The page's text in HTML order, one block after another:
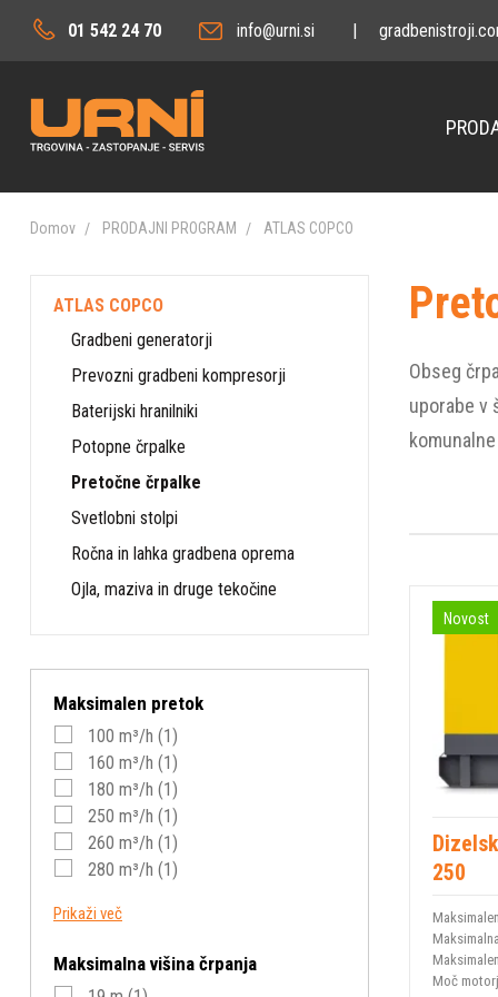
01 542 24 70 info@urni.si |
Domov PRODAJNI PROGRAM ATLAS COPCO
ATLAS COPCO
Gradbeni generatorji
Prevozni gradbeni kompresorji
Baterijski hranilniki
Potopne črpalke
Pretočne črpalke
Svetlobni stolpi
Ročna in lahka gradbena oprema
Ojla, maziva in druge tekočine
Maksimalen pretok
100 m³/h (1)
160 m³/h (1)
180 m³/h (1)
250 m³/h (1)
260 m³/h (1)
280 m³/h (1)
500 m³/h
540 m³/h(1)
Prikaži več
Maksimalna višina črpanja
Obseg
uporabe v
Novost
250
Moč